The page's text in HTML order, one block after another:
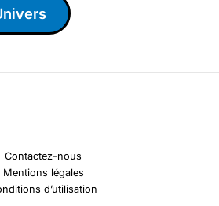
Contactez-nous
Mentions légales
d’utilisation